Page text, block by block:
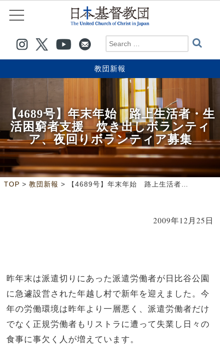
教団新報
【4689号】年末年始 路上生活者・生
活困窮者支援 炊き出しボランティ
ア、夜回りボランティア募集
TOP > 教団新報 > 【4689号】年末年始 路上生活者・生活困窮者支援 炊き出しボランティア、夜回りボランティア募集
2009年12月25日
昨年末は派遣切りにあった派遣労働者が日比谷公園
に急遽設営された年越し村で新年を迎えました。今
年の労働環境は昨年より一層悪く、派遣労働者だけ
でなく正規労働者もリストラに遭って失業し日々の
食事に事欠く人が増えています。